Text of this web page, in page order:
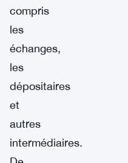
compris
les
échanges,
les
dépositaires
et
autres
intermédiaires.